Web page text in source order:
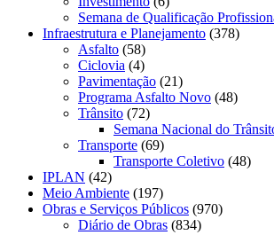
Semana de Qualificação
Infraestrutura e Planejamento (378)
Asfalto (58)
Ciclovia (4)
Pavimentação (21)
Programa Asfalto Novo (48)
Trânsito (72)
Semana Nacional do
Transporte (69)
Transporte Coletivo (48)
IPLAN (42)
Meio Ambiente (197)
Obras e Serviços Públicos (970)
Diário de Obras (834)